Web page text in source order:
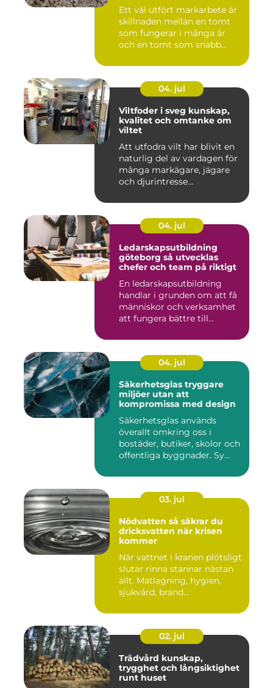
Ett väl utfört markarbete är
skillnaden mellan en tomt
som fungerar i många år
och en tomt som snabb...
04. jul
Viltfoder i sveg kunskap,
kvalitet och omtanke om
viltet
Att utfodra vilt har blivit en
naturlig del av vardagen för
många markägare, jägare
och djurintresse...
04. jul
Ledarskapsutbildning
göteborg så utvecklas
chefer och team på riktigt
En ledarskapsutbildning
handlar i grunden om att få
människor och verksamhet
att fungera bättre till...
04. jul
Säkerhetsglas tryggare
miljöer utan att
kompromissa med design
Säkerhetsglas används
överallt omkring oss i
bostäder, butiker, skolor och
offentliga byggnader. Sy...
03. jul
Nödvatten så säkrar du
dricksvatten när krisen
kommer
När vattnet i kranen plötsligt
slutar rinna stannar nästan
allt. Matlagning, hygien,
sjukvård, brand...
02. jul
Trädvård kunskap,
trygghet och långsiktighet
runt huset